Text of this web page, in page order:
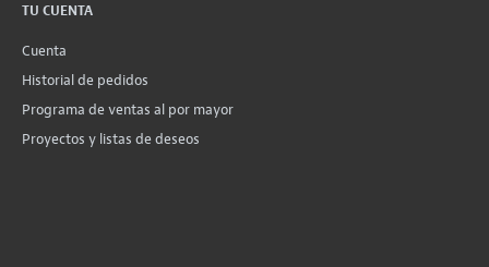
TU CUENTA
Cuenta
Historial de pedidos
Programa de ventas al por mayor
Proyectos y listas de deseos